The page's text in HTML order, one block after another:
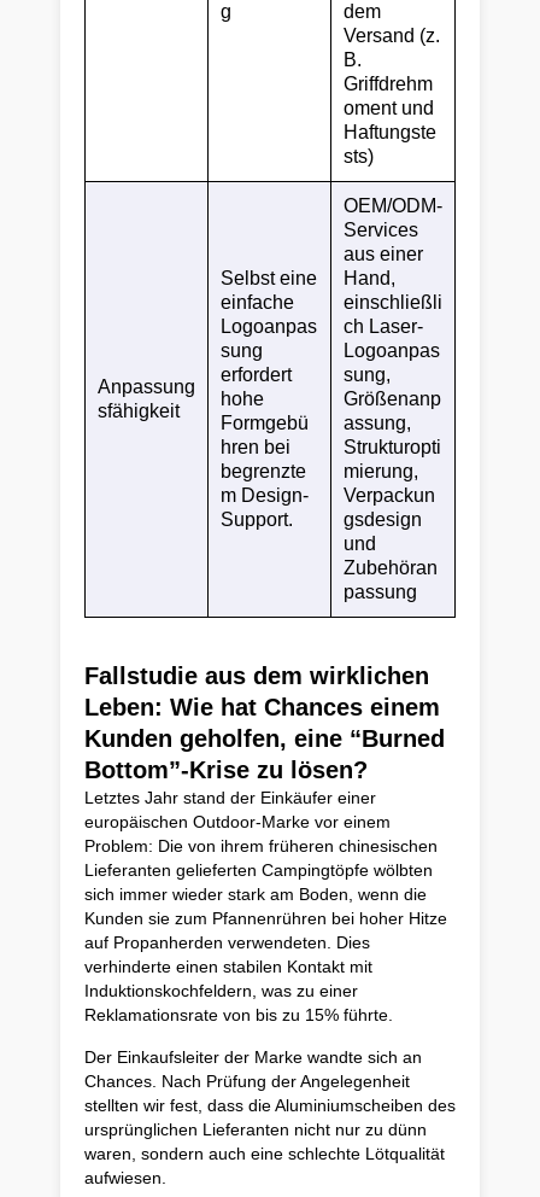
g
dem
Versand (z.
B.
Griffdrehm
oment und
Haftungste
sts)
Anpassung
sfähigkeit
Selbst eine
einfache
Logoanpas
sung
erfordert
hohe
Formgebü
hren bei
begrenzte
m Design-
Support.
OEM/ODM-
Services
aus einer
Hand,
einschließli
ch Laser-
Logoanpas
sung,
Größenanp
assung,
Strukturopti
mierung,
Verpackun
gsdesign
und
Zubehöran
passung
Fallstudie aus dem wirklichen
Leben: Wie hat Chances einem
Kunden geholfen, eine “Burned
Bottom”-Krise zu lösen?
Letztes Jahr stand der Einkäufer einer
europäischen Outdoor-Marke vor einem
Problem: Die von ihrem früheren chinesischen
Lieferanten gelieferten Campingtöpfe wölbten
sich immer wieder stark am Boden, wenn die
Kunden sie zum Pfannenrühren bei hoher Hitze
auf Propanherden verwendeten. Dies
verhinderte einen stabilen Kontakt mit
Induktionskochfeldern, was zu einer
Reklamationsrate von bis zu 15% führte.
Der Einkaufsleiter der Marke wandte sich an
Chances. Nach Prüfung der Angelegenheit
stellten wir fest, dass die Aluminiumscheiben des
ursprünglichen Lieferanten nicht nur zu dünn
waren, sondern auch eine schlechte Lötqualität
aufwiesen.